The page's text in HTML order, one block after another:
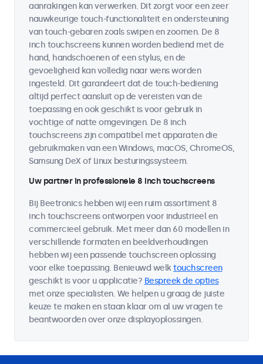
aanrakingen kan verwerken. Dit zorgt voor een zeer
nauwkeurige touch-functionaliteit en ondersteuning
van touch-gebaren zoals swipen en zoomen. De 8
inch touchscreens kunnen worden bediend met de
hand, handschoenen of een stylus, en de
gevoeligheid kan volledig naar wens worden
ingesteld. Dit garandeert dat de touch-bediening
altijd perfect aansluit op de vereisten van de
toepassing en ook geschikt is voor gebruik in
vochtige of natte omgevingen. De 8 inch
touchscreens zijn compatibel met apparaten die
gebruikmaken van een Windows, macOS, ChromeOS,
Samsung DeX of Linux besturingssysteem.
Uw partner in professionele 8 inch touchscreens
Bij Beetronics hebben wij een ruim assortiment 8
inch touchscreens ontworpen voor industrieel en
commercieel gebruik. Met meer dan 60 modellen in
verschillende formaten en beeldverhoudingen
hebben wij een passende touchscreen oplossing
voor elke toepassing. Benieuwd welktouchscreen
geschikt is voor u applicatie? Bespreek de opties
met onze specialisten. We helpen u graag de juiste
keuze te maken en staan klaar om al uw vragen te
beantwoorden over onze displayoplossingen.